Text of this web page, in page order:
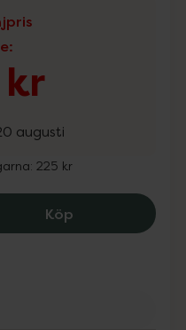
:
kr
augusti
225 kr
KöpBenton